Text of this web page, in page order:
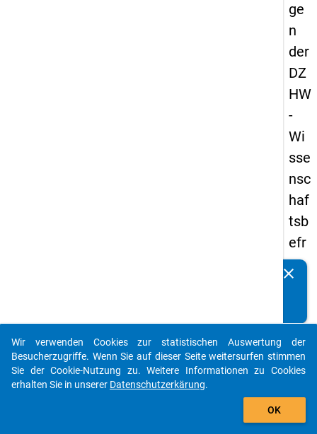
ge
n
der
DZ
HW
-
Wi
sse
nsc
haf
tsb
efr
ag
20
23
ff1
clear
auto_stories
add_shopping_cart
Wir verwenden Cookies zur statistischen Auswertung der
Besucherzugriffe. Wenn Sie auf dieser Seite weitersurfen stimmen
Sie der Cookie-Nutzung zu. Weitere Informationen zu Cookies
erhalten Sie in unserer Datenschutzerkärung.
OK